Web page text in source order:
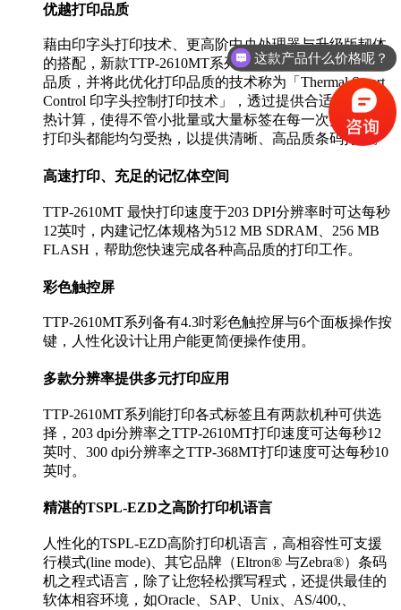
优越打印品质
藉由印字头打印技术、更高阶中央处理器与升级版韧体
的搭配，新款TTP-2610MT系列提供TSC印表机最佳打印
品质，并将此优化打印品质的技术称为「Thermal Smart
Control 印字头控制打印技术」，透过提供合适的间隔加
热计算，使得不管小批量或大量标签在每一次打印时，
打印头都能均匀受热，以提供清晰、高品质条码打印。
高速打印、充足的记忆体空间
TTP-2610MT 最快打印速度于203 DPI分辨率时可达每秒
12英吋，内建记忆体规格为512 MB SDRAM、256 MB
FLASH，帮助您快速完成各种高品质的打印工作。
彩色触控屏
TTP-2610MT系列备有4.3吋彩色触控屏与6个面板操作按
键，人性化设计让用户能更简便操作使用。
多款分辨率提供多元打印应用
TTP-2610MT系列能打印各式标签且有两款机种可供选
择，203 dpi分辨率之TTP-2610MT打印速度可达每秒12
英吋、300 dpi分辨率之TTP-368MT打印速度可达每秒10
英吋。
精湛的TSPL-EZD之高阶打印机语言
人性化的TSPL-EZD高阶打印机语言，高相容性可支援
行模式(line mode)、其它品牌（Eltron® 与Zebra®）条码
机之程式语言，除了让您轻松撰写程式，还提供最佳的
软体相容环境，如Oracle、SAP、Unix、AS/400,、
这款产品什么价格呢？